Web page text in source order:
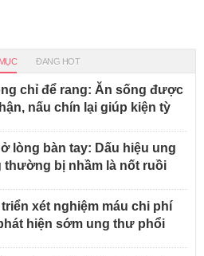
ĐANG HOT
chỉ để rang: Ăn sống được
nấu chín lại giúp kiện tỳ
lòng bàn tay: Dấu hiệu ung
bị nhầm là nốt ruồi
triển xét nghiệm máu chi phí
hiện sớm ung thư phổi